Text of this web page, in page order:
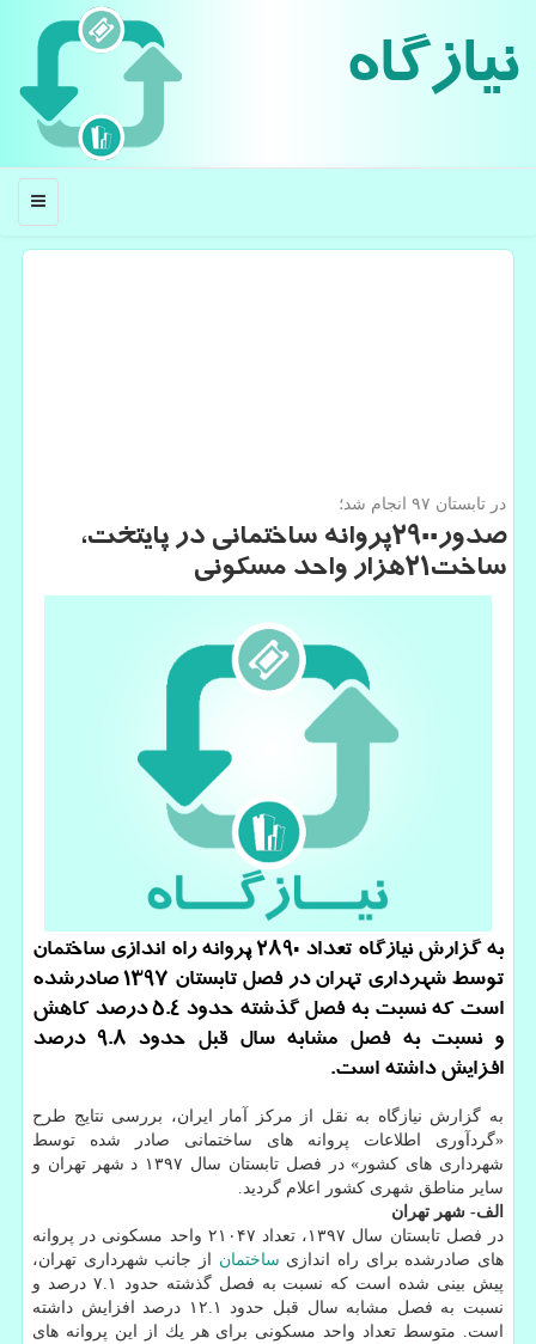
نیازگاه
منو
در تابستان ۹۷ انجام شد؛
صدور۲۹۰۰پروانه ساختمانی در پایتخت،
ساخت۲۱هزار واحد مسكونی
به گزارش نیازگاه تعداد ۲۸۹۰ پروانه راه اندازی ساختمان
توسط شهرداری تهران در فصل تابستان ۱۳۹۷ صادرشده
است كه نسبت به فصل گذشته حدود ۵.۴ درصد كاهش
و نسبت به فصل مشابه سال قبل حدود ۹.۸ درصد
افزایش داشته است.
به گزارش نیازگاه به نقل از مركز آمار ایران، بررسی نتایج طرح
«گردآوری اطلاعات پروانه های ساختمانی صادر شده توسط
شهرداری های كشور» در فصل تابستان سال ۱۳۹۷ د شهر تهران و
سایر مناطق شهری كشور اعلام گردید.
الف- شهر تهران
در فصل تابستان سال ۱۳۹۷، تعداد ۲۱۰۴۷ واحد مسكونی در پروانه
های صادرشده برای راه اندازی ساختمان از جانب شهرداری تهران،
پیش بینی شده است كه نسبت به فصل گذشته حدود ۷.۱ درصد و
نسبت به فصل مشابه سال قبل حدود ۱۲.۱ درصد افزایش داشته
است.‏ متوسط تعداد واحد مسكونی برای هر یك از این پروانه های